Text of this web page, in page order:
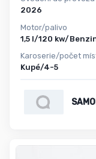
2026
Motor/palivo
1,5 l/120 kw/
Karoserie/počet
Kupé/4-5